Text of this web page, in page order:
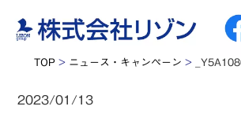
TOP > ニュース・キャンペーン >
2023/01/13